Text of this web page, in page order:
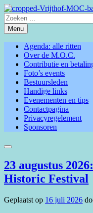
Spring
naar
inhoud
Zoeken
naar:
Menu
Agenda: alle ritten
Over de M.O.C.
Contributie en
Foto’s events
Bestuursleden
Handige links
Evenementen en tips
Contactpagina
Privacyregelement
Sponsoren
Zoeken
23 augustus
Historic Festival
Geplaatst op 16 juli 2026